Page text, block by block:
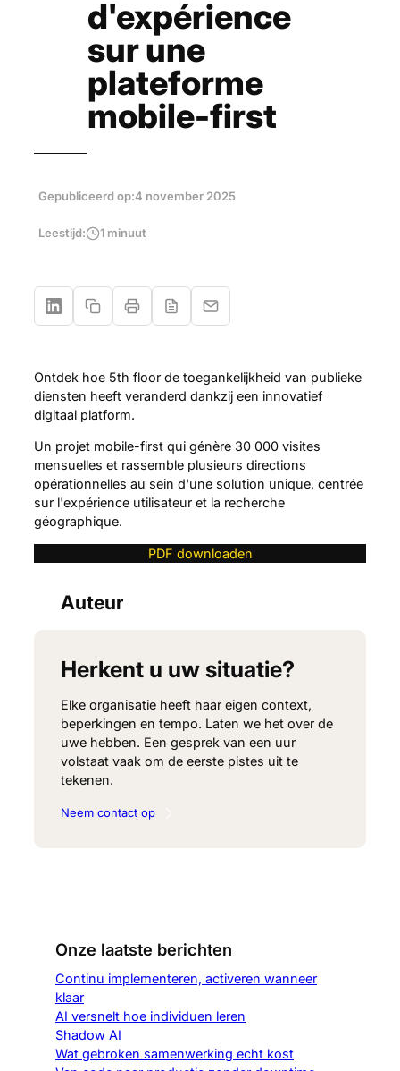
d'expérience
sur une
plateforme
mobile-first
Gepubliceerd op:4 november 2025
Leestijd: 1 minuut
Ontdek hoe 5th floor de toegankelijkheid van publieke
diensten heeft veranderd dankzij een innovatief
digitaal platform.
Un projet mobile-first qui génère 30 000 visites
mensuelles et rassemble plusieurs directions
opérationnelles au sein d'une solution unique, centrée
sur l'expérience utilisateur et la recherche
géographique.
PDF downloaden
Auteur
Herkent u uw situatie?
Elke organisatie heeft haar eigen context,
beperkingen en tempo. Laten we het over de
uwe hebben. Een gesprek van een uur
volstaat vaak om de eerste pistes uit te
tekenen.
Neem contact op
Onze laatste berichten
Continu implementeren, activeren wanneer
klaar
AI versnelt hoe individuen leren
Shadow AI
Wat gebroken samenwerking echt kost